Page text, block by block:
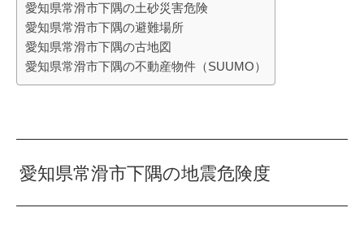
愛知県常滑市下隅の土砂災害危険
愛知県常滑市下隅の避難場所
愛知県常滑市下隅の古地図
愛知県常滑市下隅の不動産物件（SUUMO）
愛知県常滑市下隅の地震危険度